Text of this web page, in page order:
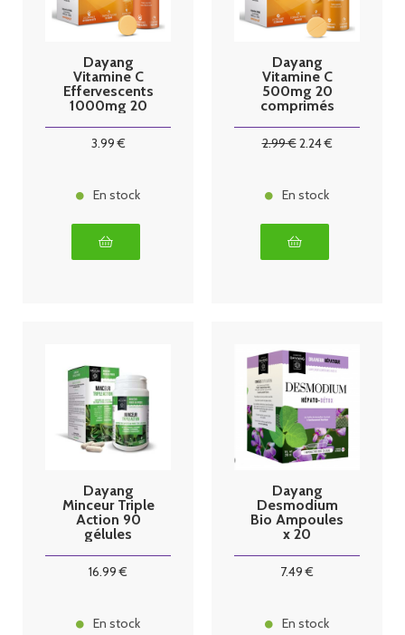
Dayang
Vitamine C
Effervescents
1000mg 20
3.99€
En stock
Dayang
Vitamine C
500mg 20
comprimés
2.99€2.24€
En stock
Dayang
Minceur Triple
Action 90
gélules
16.99 €
En stock
Dayang
Desmodium
Bio Ampoules
x 20
7.49 €
En stock